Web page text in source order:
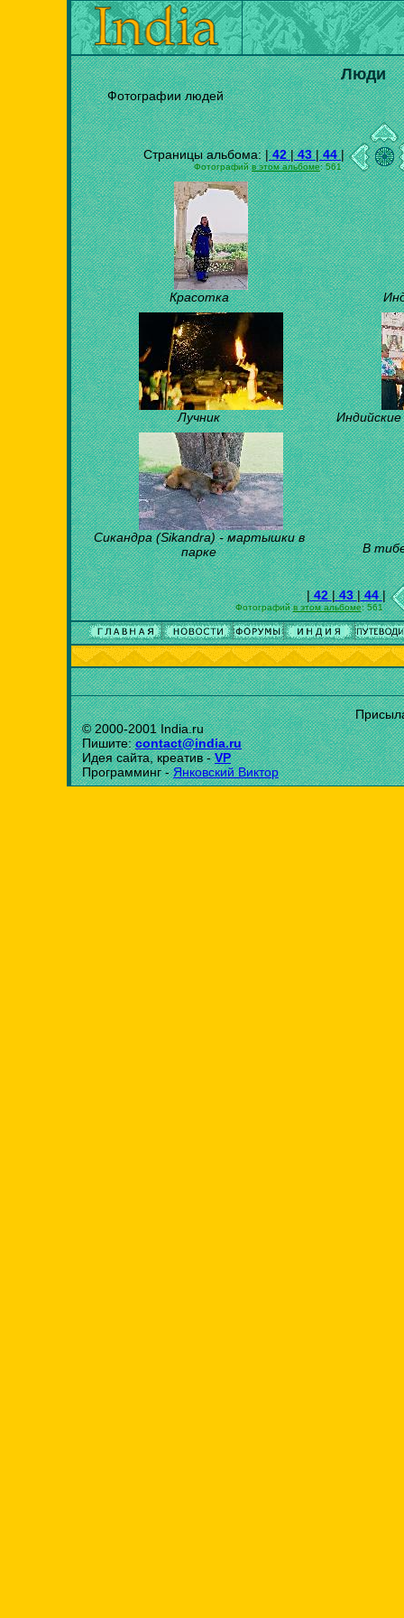
Люди
Фотографии людей
Страницы альбома: |42|43|44|
Фотографийв этом альбоме: 561
Красотка
Лучник
Сикандра (Sikandra) - мартышки в
парке
В
|42|43|44|
Фотографийв этом альбоме: 561
© 2000-2001 India.ru
Пишите:contact@india.ru
Идея сайта, креатив -VP
Программинг -Янковский Виктор